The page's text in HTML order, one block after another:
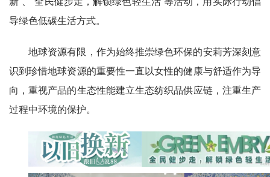
导绿色低碳生活方式。
地球资源有限，作为始终推崇绿色环保的安莉芳深刻意
识到珍惜地球资源的重要性一直以女性的健康与舒适作为导
向，重视产品的生态性能建立生态纺织品供应链，注重生产
过程中环境的保护。